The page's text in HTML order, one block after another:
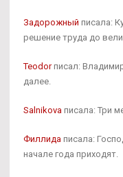
Задорожный писала:
решение труда до
Teodorписал:
далее.
Salnikova писала: Три
Филлида писала:
начале года приходят.